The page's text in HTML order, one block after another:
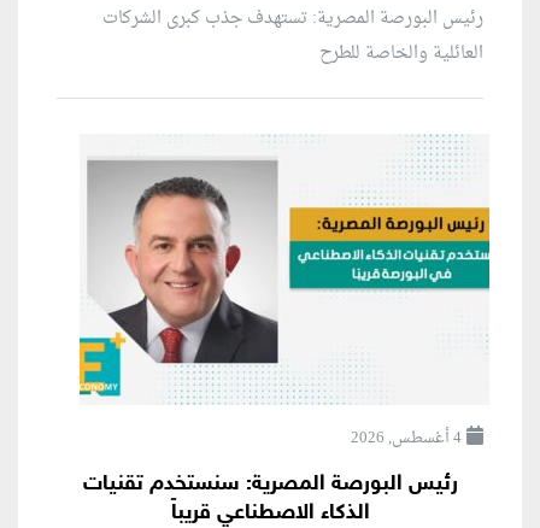
رئيس البورصة المصرية: تستهدف جذب كبرى الشركات
العائلية والخاصة للطرح
4 أغسطس, 2026
رئيس البورصة المصرية: سنستخدم تقنيات
الذكاء الاصطناعي قريباً